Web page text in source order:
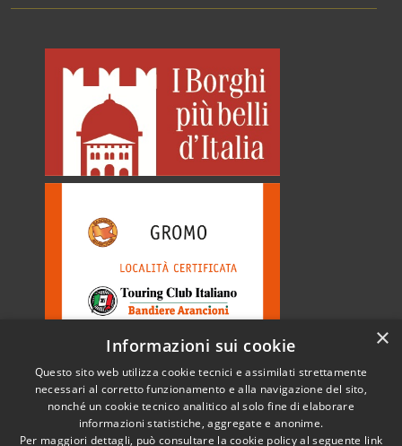
Copyright © 2026 • Comune di
×
Informazioni sui cookie
Questo sito web utilizza cookie tecnici e assimilati strettamente
necessari al corretto funzionamento e alla navigazione del sito,
nonché un cookie tecnico analitico al solo fine di elaborare
informazioni statistiche, aggregate e anonime.
Per maggiori dettagli, può consultare la cookie policy al seguente link